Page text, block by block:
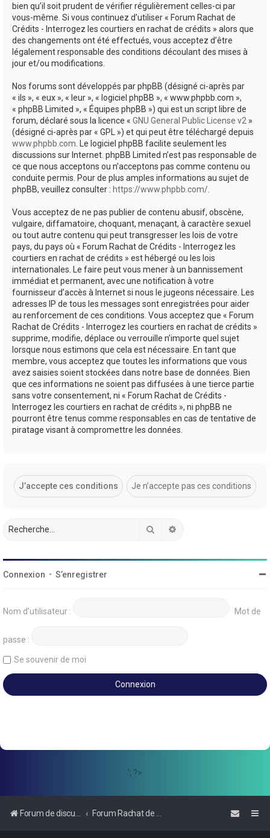
bien qu’il soit prudent de vérifier régulièrement celles-ci par
vous-même. Si vous continuez d’utiliser « Forum Rachat de
Crédits - Interrogez les courtiers en rachat de crédits » alors que
des changements ont été effectués, vous acceptez d’être
légalement responsable des conditions découlant des mises à
jour et/ou modifications.
Nos forums sont développés par phpBB (désigné ci-après par
« ils », « eux », « leur », « logiciel phpBB », « www.phpbb.com »,
« phpBB Limited », « Équipes phpBB ») qui est un script libre de
forum, déclaré sous la licence « GNU General Public License v2 »
(désigné ci-après par « GPL ») et qui peut être téléchargé depuis
www.phpbb.com . Le logiciel phpBB facilite seulement les
discussions sur Internet. phpBB Limited n’est pas responsable de
ce que nous acceptons ou n’acceptons pas comme contenu ou
conduite permis. Pour de plus amples informations au sujet de
phpBB, veuillez consulter : https://www.phpbb.com/
Vous acceptez de ne pas publier de contenu abusif, obscène,
vulgaire, diffamatoire, choquant, menaçant, à caractère sexuel
ou tout autre contenu qui peut transgresser les lois de votre
pays, du pays où « Forum Rachat de Crédits - Interrogez les
courtiers en rachat de crédits » est hébergé ou les lois
internationales. Le faire peut vous mener à un bannissement
immédiat et permanent, avec une notification à votre
fournisseur d’accès à Internet si nous le jugeons nécessaire. Les
adresses IP de tous les messages sont enregistrées pour aider
au renforcement de ces conditions. Vous acceptez que « Forum
Rachat de Crédits - Interrogez les courtiers en rachat de crédits »
supprime, modifie, déplace ou verrouille n’importe quel sujet
lorsque nous estimons que cela est nécessaire. En tant que
membre, vous acceptez que toutes les informations que vous
avez saisies soient stockées dans notre base de données. Bien
que ces informations ne soient pas diffusées à une tierce partie
sans votre consentement, ni « Forum Rachat de Crédits -
Interrogez les courtiers en rachat de crédits », ni phpBB ne
pourront être tenus comme responsables en cas de tentative de
piratage visant à compromettre les données.
Rechercher
Connexion • S’enregistrer
Nom d’utilisateur : Mot de
passe :
Se souvenir de moi
'; ?>
Forum de discussions sur le Regroupement de Crédits et le Rachat de Crédits